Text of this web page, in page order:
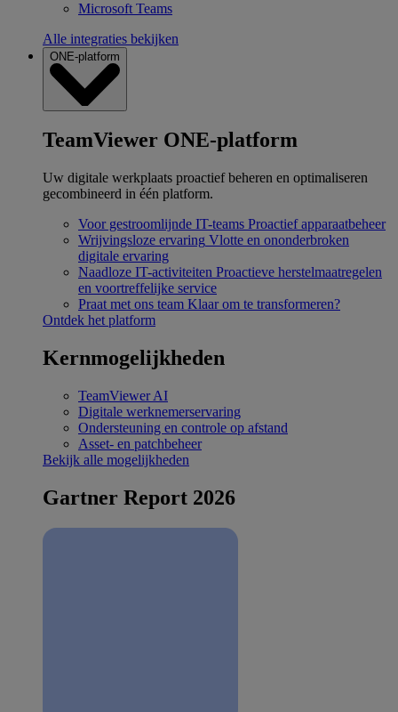
Microsoft Teams
Alle integraties bekijken
ONE-platform
TeamViewer ONE-platform
Uw digitale werkplaats proactief beheren en optimaliseren
gecombineerd in één platform.
Voor gestroomlijnde IT-teams Proactief apparaatbeheer
Wrijvingsloze ervaring Vlotte en ononderbroken
digitale ervaring
Naadloze IT-activiteiten Proactieve herstelmaatregelen
en voortreffelijke service
Praat met ons team Klaar om te transformeren?
Ontdek het platform
Kernmogelijkheden
TeamViewer AI
Digitale werknemerservaring
Ondersteuning en controle op afstand
Asset- en patchbeheer
Bekijk alle mogelijkheden
Gartner Report 2026